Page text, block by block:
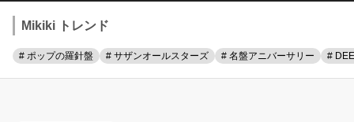
Mikiki トレンド
# ポップの羅針盤 # サザンオールスターズ # 名盤アニバーサリー #